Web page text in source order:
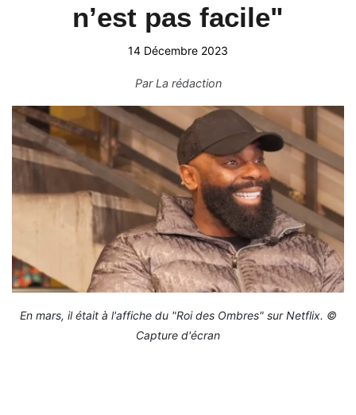
n’est pas facile"
14 Décembre 2023
ParLa rédaction
En mars, il était à l'affiche du "Roi des Ombres" sur Netflix. ©
Capture d'écran